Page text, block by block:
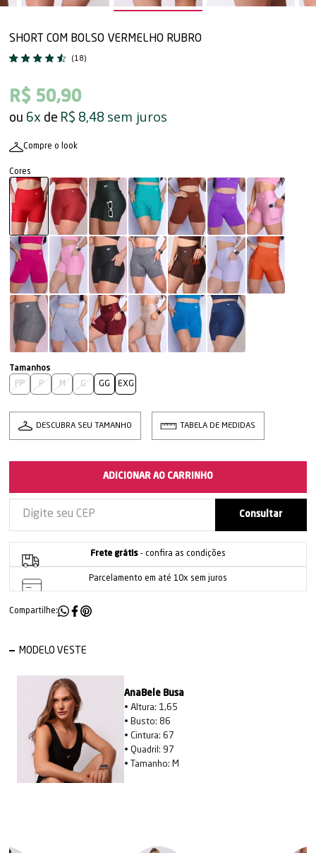
SHORT COM BOLSO VERMELHO RUBRO
(18)
R$ 50,90
6x R$ 8,48 sem juros
Compre o look
PP P M G GG EXG
DESCUBRA SEU TAMANHO TABELA DE MEDIDAS
ADICIONAR AO CARRINHO
Frete grátis- confira as condições
Parcelamento em até 10x sem juros
Compartilhe:
MODELO VESTE
AnaBele Busa
• Altura: 1,65
• Busto: 86
• Cintura: 67
• Quadril: 97
• Tamanho: M